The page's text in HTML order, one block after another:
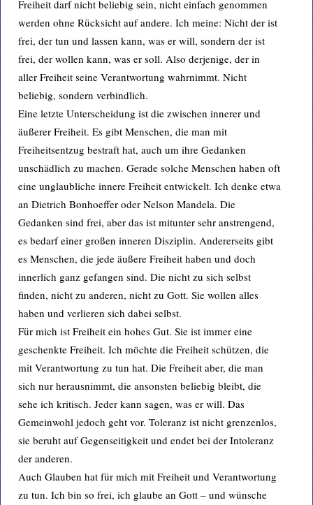
Freiheit darf nicht beliebig sein, nicht einfach genommen
werden ohne Rücksicht auf andere. Ich meine: Nicht der ist
frei, der tun und lassen kann, was er will, sondern der ist
frei, der wollen kann, was er soll. Also derjenige, der in
aller Freiheit seine Verantwortung wahrnimmt. Nicht
beliebig, sondern verbindlich.
Eine letzte Unterscheidung ist die zwischen innerer und
äußerer Freiheit. Es gibt Menschen, die man mit
Freiheitsentzug bestraft hat, auch um ihre Gedanken
unschädlich zu machen. Gerade solche Menschen haben oft
eine unglaubliche innere Freiheit entwickelt. Ich denke etwa
an Dietrich Bonhoeffer oder Nelson Mandela. Die
Gedanken sind frei, aber das ist mitunter sehr anstrengend,
es bedarf einer großen inneren Disziplin. Andererseits gibt
es Menschen, die jede äußere Freiheit haben und doch
innerlich ganz gefangen sind. Die nicht zu sich selbst
finden, nicht zu anderen, nicht zu Gott. Sie wollen alles
haben und verlieren sich dabei selbst.
Für mich ist Freiheit ein hohes Gut. Sie ist immer eine
geschenkte Freiheit. Ich möchte die Freiheit schützen, die
mit Verantwortung zu tun hat. Die Freiheit aber, die man
sich nur herausnimmt, die ansonsten beliebig bleibt, die
sehe ich kritisch. Jeder kann sagen, was er will. Das
Gemeinwohl jedoch geht vor. Toleranz ist nicht grenzenlos,
sie beruht auf Gegenseitigkeit und endet bei der Intoleranz
der anderen.
Auch Glauben hat für mich mit Freiheit und Verantwortung
zu tun. Ich bin so frei, ich glaube an Gott – und wünsche